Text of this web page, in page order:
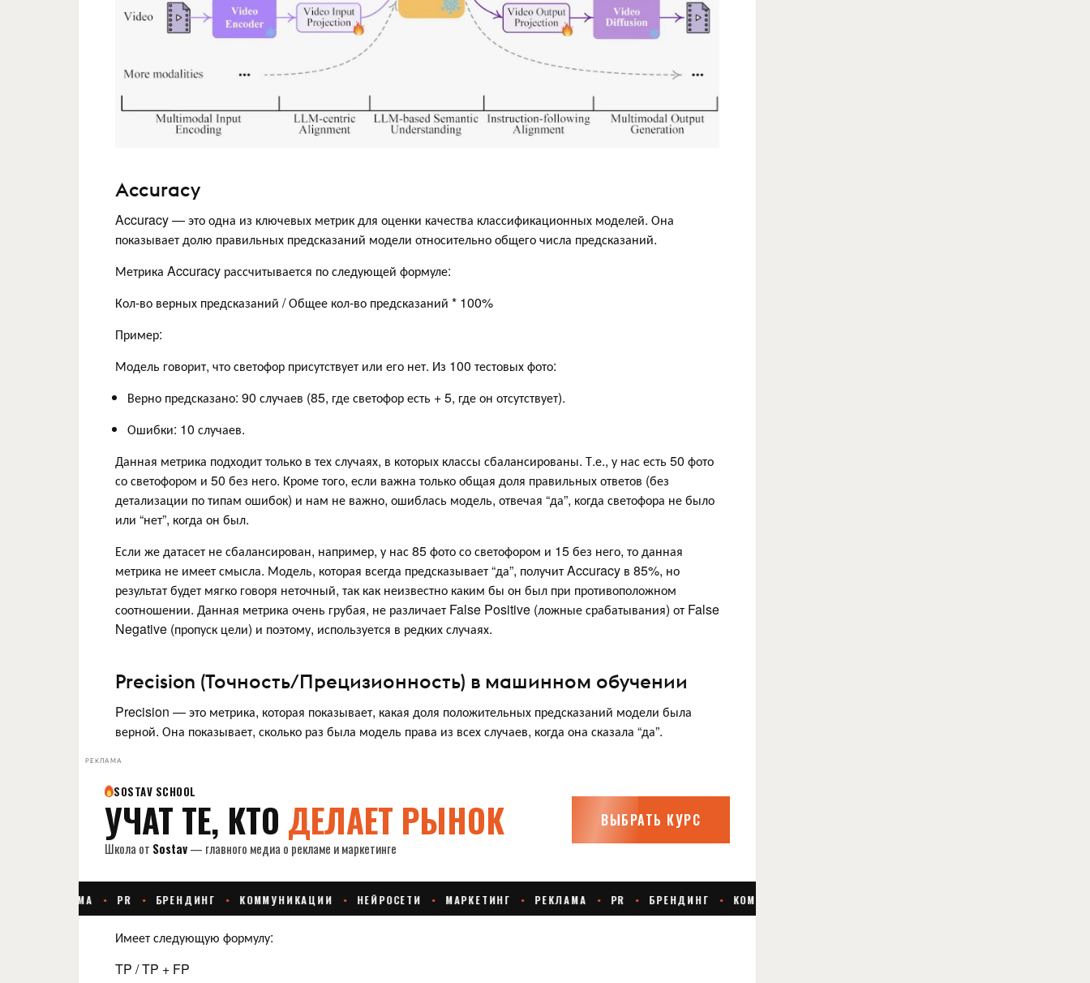
Accuracy
Accuracy — это одна из ключевых метрик для оценки качества классификационных моделей. Она
показывает долю правильных предсказаний модели относительно общего числа предсказаний.
Метрика Accuracy рассчитывается по следующей формуле:
Кол-во верных предсказаний / Общее кол-во предсказаний * 100%
Пример:
Модель говорит, что светофор присутствует или его нет. Из 100 тестовых фото:
Верно предсказано: 90 случаев (85, где светофор есть + 5, где он отсутствует).
Ошибки: 10 случаев.
Данная метрика подходит только в тех случаях, в которых классы сбалансированы. Т.е., у нас есть 50 фото
со светофором и 50 без него. Кроме того, если важна только общая доля правильных ответов (без
детализации по типам ошибок) и нам не важно, ошиблась модель, отвечая “да”, когда светофора не было
или “нет”, когда он был.
Если же датасет не сбалансирован, например, у нас 85 фото со светофором и 15 без него, то данная
метрика не имеет смысла. Модель, которая всегда предсказывает “да”, получит Accuracy в 85%, но
результат будет мягко говоря неточный, так как неизвестно каким бы он был при противоположном
соотношении. Данная метрика очень грубая, не различает False Positive (ложные срабатывания) от False
Negative (пропуск цели) и поэтому, используется в редких случаях.
Precision (Точность/Прецизионность) в машинном обучении
Precision — это метрика, которая показывает, какая доля положительных предсказаний модели была
верной. Она показывает, сколько раз была модель права из всех случаев, когда она сказала “да”.
РЕКЛАМА
Имеет следующую формулу:
TP / TP + FP